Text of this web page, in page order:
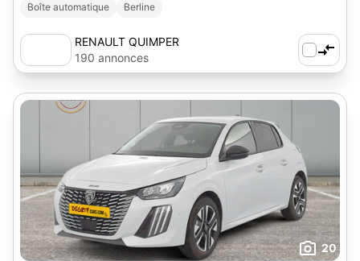
Boîte automatique
Berline
RENAULT QUIMPER
190 annonces
20